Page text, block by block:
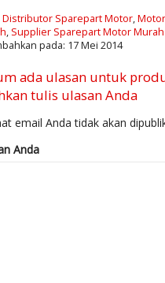
Distributor Sparepart Motor,
, Supplier Sparepart Motor Murah
pada: 17 Mei 2014
ada ulasan untuk
tulis ulasan Anda
email Anda tidak akan
Anda